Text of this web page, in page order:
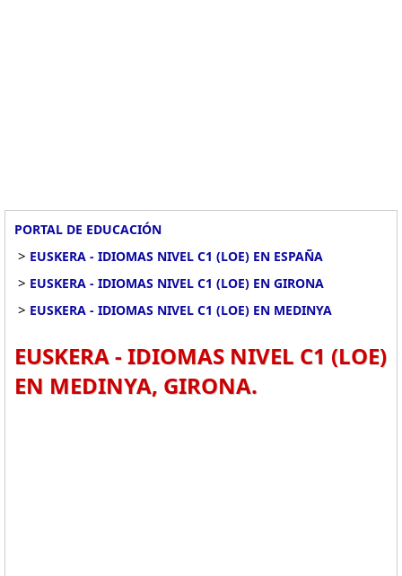
PORTAL DE EDUCACIÓN
> EUSKERA - IDIOMAS NIVEL C1 (LOE) EN ESPAÑA
> EUSKERA - IDIOMAS NIVEL C1 (LOE) EN GIRONA
> EUSKERA - IDIOMAS NIVEL C1 (LOE) EN MEDINYA
EUSKERA - IDIOMAS NIVEL C1 (LOE)
EN MEDINYA, GIRONA.